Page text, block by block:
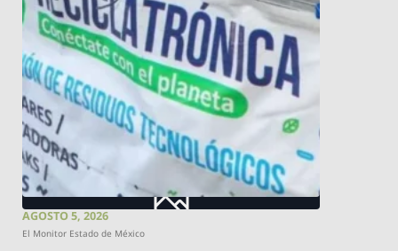
AGOSTO 5, 2026
El Monitor Estado de México